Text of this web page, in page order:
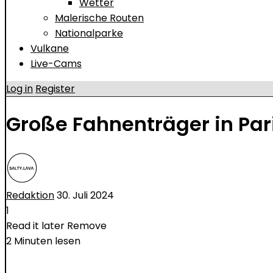
Malerische Routen
Nationalparke
Vulkane
Live-Cams
Log in Register
Große Fahnenträger in
Redaktion30. Juli 2024
1
Read it later Remove
2 Minuten lesen